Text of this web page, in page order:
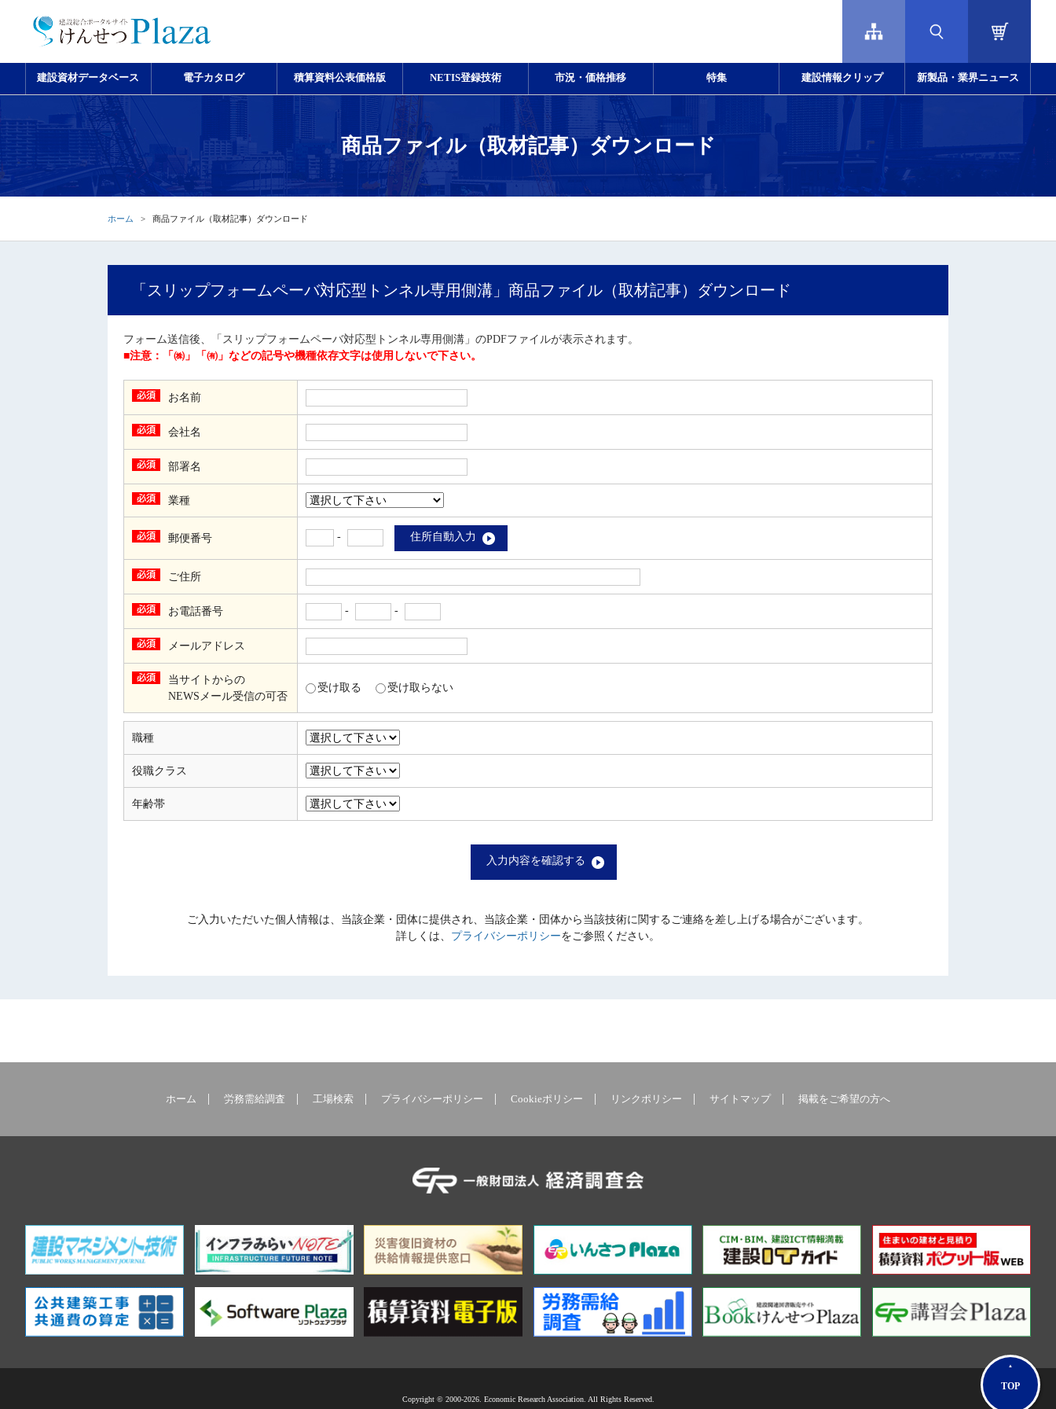
建設資材データベース 電子カタログ 積算資料公表価格版 NETIS登録技術 市況・価格推移 特集 建設情報クリップ 新製品・業界ニュース
商品ファイル（取材記事）ダウンロード
ホーム 商品ファイル（取材記事）ダウンロード
「スリップフォームペーバ対応型トンネル専用側溝」商品ファイル（取材記事）ダウンロード
フォーム送信後、「スリップフォームペーバ対応型トンネル専用側溝」のPDFファイルが表示されます。
■注意：「㈱」「㈲」などの記号や機種依存文字は使用しないで下さい。
お名前
会社名
部署名
業種
郵便番号 - 住所自動入力
ご住所
お電話番号 - -
メールアドレス
当サイトからの
NEWSメール受信の可否
受け取る 受け取らない
職種
役職クラス
年齢帯
入力内容を確認する
ご入力いただいた個人情報は、当該企業・団体に提供され、当該企業・団体から当該技術に関するご連絡を差し上げる場合がございます。
詳しくは、 プライバシーポリシーをご参照ください。
ホーム 労務需給調査 工場検索 プライバシーポリシー Cookieポリシー リンクポリシー サイトマップ 掲載をご希望の方へ
Copyright © 2000-2026. Economic Research Association. All Rights Reserved.
TOP